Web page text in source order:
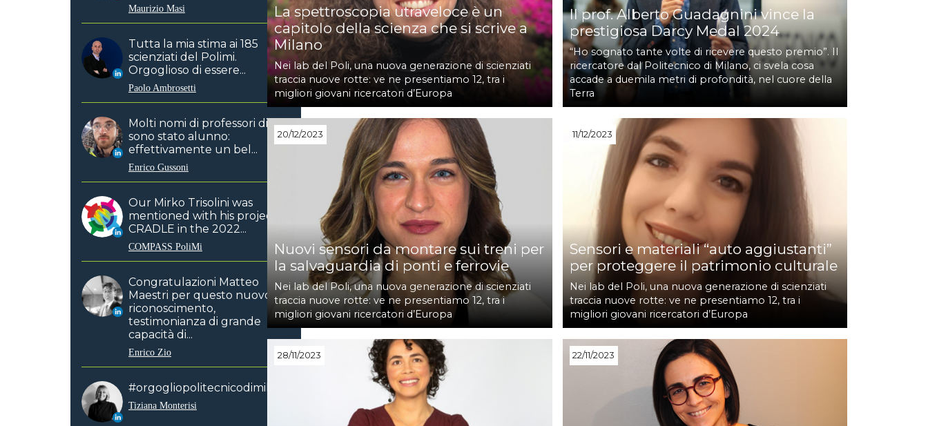
Maurizio Masi
Tutta la mia stima ai 185
scienziati del Polimi.
Orgoglioso di essere...
Paolo Ambrosetti
Molti nomi di professori di cui
sono stato alunno:
effettivamente un bel...
Enrico Gussoni
Our Mirko Trisolini was
mentioned with his project
CRADLE in the 2022...
COMPASS PoliMi
Congratulazioni Matteo
Maestri per questo nuovo
riconoscimento,
testimonianza di grande
capacità di...
Enrico Zio
#orgogliopolitecnicodimilano
Tiziana Monterisi
La spettroscopia utraveloce è un
capitolo della scienza che si scrive a
Milano
Nei lab del Poli, una nuova generazione di scienziati
traccia nuove rotte: ve ne presentiamo 12, tra i
migliori giovani ricercatori d’Europa
Il prof. Alberto Guadagnini vince la
prestigiosa Darcy Medal 2024
“Ho sognato tante volte di ricevere questo premio”. Il
ricercatore dal Politecnico di Milano, ci svela cosa
accade a duemila metri di profondità, nel cuore della
Terra
Nuovi sensori da montare sui treni per
la salvaguardia di ponti e ferrovie
Nei lab del Poli, una nuova generazione di scienziati
traccia nuove rotte: ve ne presentiamo 12, tra i
migliori giovani ricercatori d’Europa
20/12/2023
Sensori e materiali “auto aggiustanti”
per proteggere il patrimonio culturale
Nei lab del Poli, una nuova generazione di scienziati
traccia nuove rotte: ve ne presentiamo 12, tra i
migliori giovani ricercatori d’Europa
11/12/2023
28/11/2023 22/11/2023